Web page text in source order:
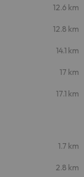
12.6 km
12.8 km
14.1 km
17 km
17.1 km
1.7 km
2.8 km